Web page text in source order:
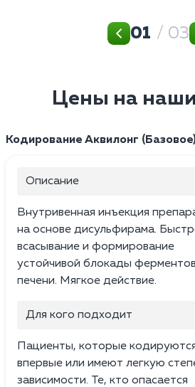
01 / 03
Цены на наши
Кодирование Аквилонг
Описание
Внутривенная инъекция
на основе дисульфирама.
всасывание и формирование
устойчивой блокады ферментов
печени. Мягкое действие.
Для кого подходит
Пациенты, которые
впервые или имеют легкую
зависимости. Те, кто опасается